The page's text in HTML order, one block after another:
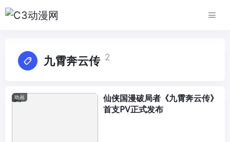
九霄奔云传 2
动画
仙侠国漫破局者《九霄奔云传》
首支PV正式发布